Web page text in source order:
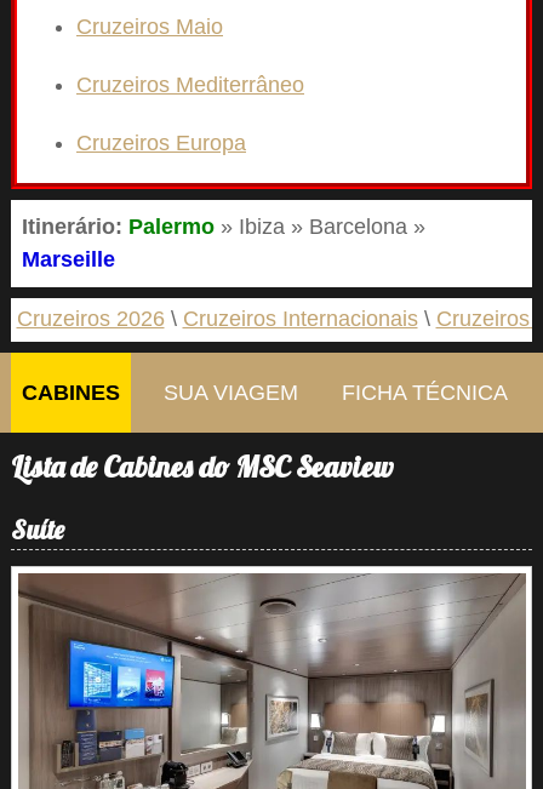
Cruzeiros Maio
Cruzeiros Mediterrâneo
Cruzeiros Europa
Itinerário: Palermo » Ibiza » Barcelona »
Marseille
Cruzeiros 2026 Cruzeiros Internacionais Cruzeiros
CABINES SUA VIAGEM FICHA TÉCNICA
Lista de Cabines do MSC Seaview
Suíte